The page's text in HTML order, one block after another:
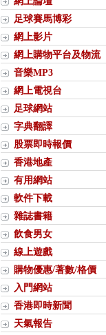
足球賽馬博彩
網上影片
網上購物平台及物流
音樂MP3
網上電視台
足球網站
字典翻譯
股票即時報價
香港地產
有用網站
軟件下載
雜誌書籍
飲食男女
線上遊戲
購物優惠/著數/格價
入門網站
香港即時新聞
天氣報告